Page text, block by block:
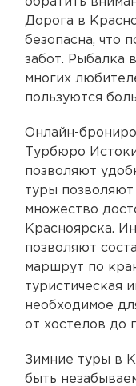
Дорога в
безопасна, что
забот. Рыбалка
многих
пользуются
Онлайн-
Турбюро
позволяют
туры
множество
Красноярска.
позволяют
маршрут по
туристическая
необходимое
от хостелов до
Зимние туры в
быть